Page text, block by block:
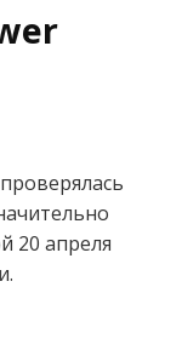
20 апреля